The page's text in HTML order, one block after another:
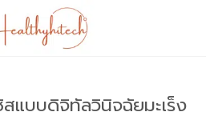
สแบบดิจิทัลวินิจฉัยมะเร็ง